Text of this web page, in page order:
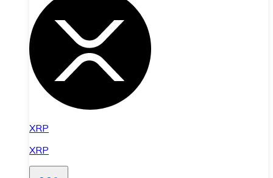
XRP
XRP